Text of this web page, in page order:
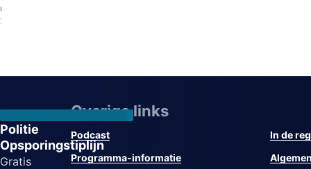
07-
2026
Politie
Opsporingstiplijn
Gratis
Overige links
Podcast
In de
Programma-informatie